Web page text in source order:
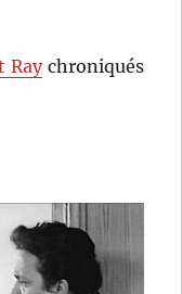
Raychroniqués